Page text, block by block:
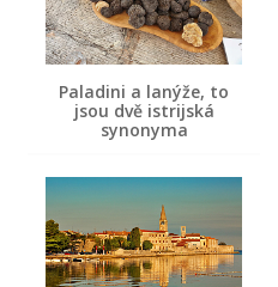
Paladini a lanýže, to
jsou dvě istrijská
synonyma